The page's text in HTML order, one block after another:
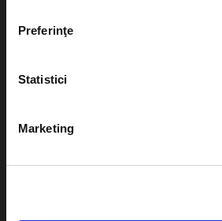
Preferinţe
Statistici
Marketing
Teatru
festivaluri
Diverse